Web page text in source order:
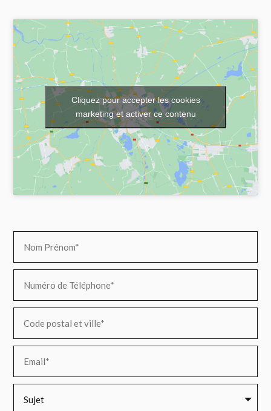
Cliquez pour accepter les cookies
marketing et activer ce contenu